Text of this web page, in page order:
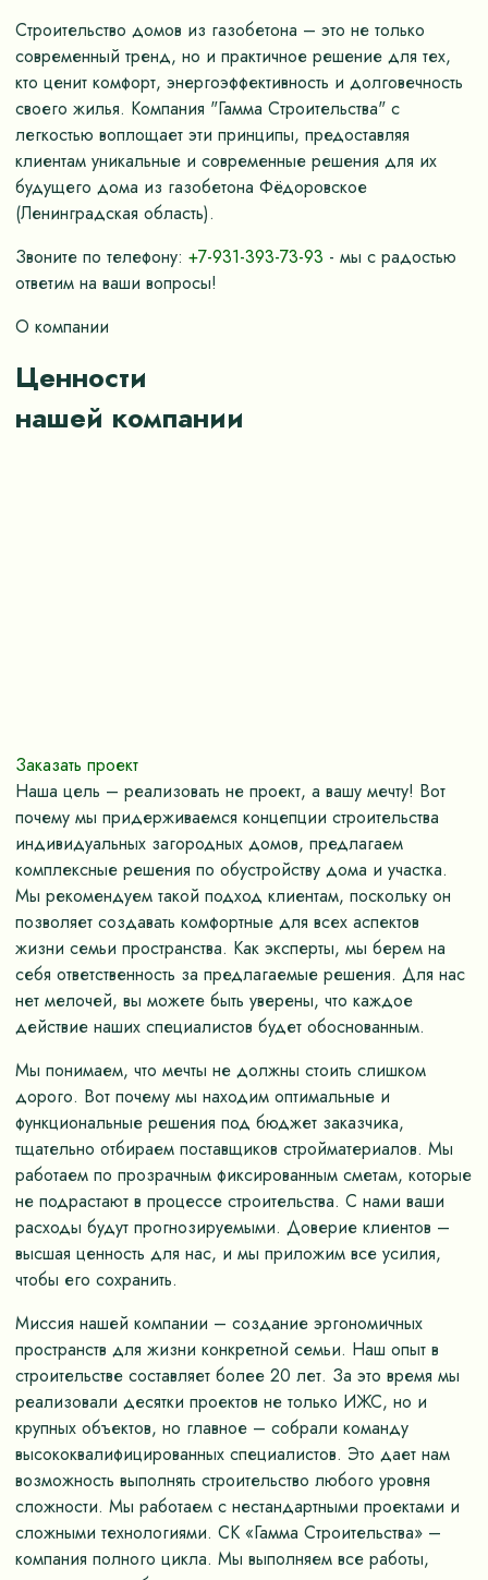
Строительство домов из газобетона – это не только
современный тренд, но и практичное решение для тех,
кто ценит комфорт, энергоэффективность и долговечность
своего жилья. Компания "Гамма Строительства" с
легкостью воплощает эти принципы, предоставляя
клиентам уникальные и современные решения для их
будущего дома из газобетона Фёдоровское
(Ленинградская область).
Звоните по телефону: +7-931-393-73-93 - мы с радостью
ответим на ваши вопросы!
О компании
Ценности
нашей компании
Заказать проект
Наша цель – реализовать не проект, а вашу мечту! Вот
почему мы придерживаемся концепции строительства
индивидуальных загородных домов, предлагаем
комплексные решения по обустройству дома и участка.
Мы рекомендуем такой подход клиентам, поскольку он
позволяет создавать комфортные для всех аспектов
жизни семьи пространства. Как эксперты, мы берем на
себя ответственность за предлагаемые решения. Для нас
нет мелочей, вы можете быть уверены, что каждое
действие наших специалистов будет обоснованным.
Мы понимаем, что мечты не должны стоить слишком
дорого. Вот почему мы находим оптимальные и
функциональные решения под бюджет заказчика,
тщательно отбираем поставщиков стройматериалов. Мы
работаем по прозрачным фиксированным сметам, которые
не подрастают в процессе строительства. С нами ваши
расходы будут прогнозируемыми. Доверие клиентов –
высшая ценность для нас, и мы приложим все усилия,
чтобы его сохранить.
Миссия нашей компании – создание эргономичных
пространств для жизни конкретной семьи. Наш опыт в
строительстве составляет более 20 лет. За это время мы
реализовали десятки проектов не только ИЖС, но и
крупных объектов, но главное – собрали команду
высококвалифицированных специалистов. Это дает нам
возможность выполнять строительство любого уровня
сложности. Мы работаем с нестандартными проектами и
сложными технологиями. СК «Гамма Строительства» –
компания полного цикла. Мы выполняем все работы,